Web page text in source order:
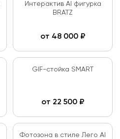
Интерактив AI фигурка
BRATZ
от 48 000₽
GIF-стойка SMART
от 22 500₽
Фотозона в стиле Лего AI